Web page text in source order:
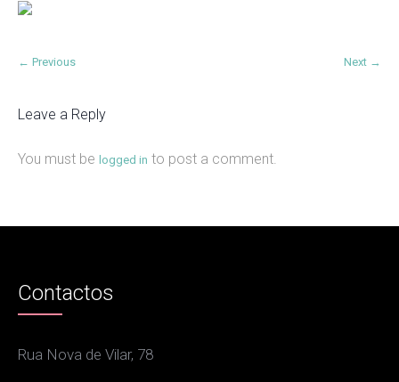
← Previous Next →
Leave a Reply
You must be logged in to post a comment.
Contactos
Rua Nova de Vilar, 78